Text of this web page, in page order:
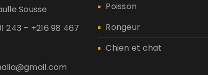
Sousse
243 – +216 98 467
Poisson
Rongeur
Chien et chat